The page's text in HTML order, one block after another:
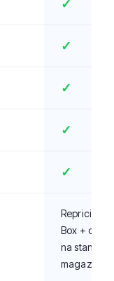
✓
✓
✓
✓
✓
Repricing
Box +
na stanie